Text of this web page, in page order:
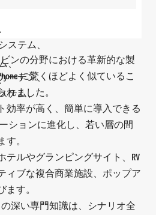
、
ステム、
ーテン、
テム、
ンの分野における革新的な製
に驚くほどよく似ているこ
れました。
効率が高く、簡単に導入できる
ションに進化し、若い層の間
。
テルやグランピングサイト、RV
ィブな複合商業施設、ポップア
ます。
の深い専門知識は、シナリオ全